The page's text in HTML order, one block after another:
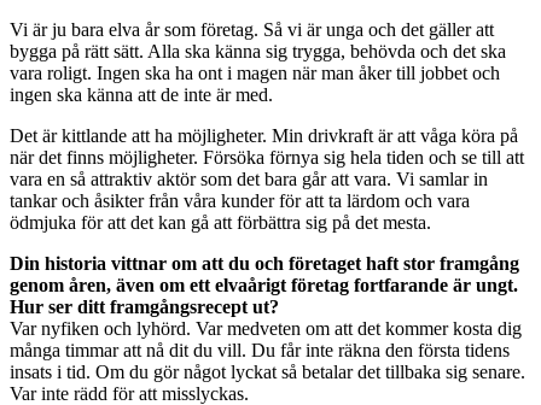
Vi är ju bara elva år som företag. Så vi är unga och det gäller att
bygga på rätt sätt. Alla ska känna sig trygga, behövda och det ska
vara roligt. Ingen ska ha ont i magen när man åker till jobbet och
ingen ska känna att de inte är med.
Det är kittlande att ha möjligheter. Min drivkraft är att våga köra på
när det finns möjligheter. Försöka förnya sig hela tiden och se till att
vara en så attraktiv aktör som det bara går att vara. Vi samlar in
tankar och åsikter från våra kunder för att ta lärdom och vara
ödmjuka för att det kan gå att förbättra sig på det mesta.
Din historia vittnar om att du och företaget haft stor framgång
genom åren, även om ett elvaårigt företag fortfarande är ungt.
Hur ser ditt framgångsrecept ut?
Var nyfiken och lyhörd. Var medveten om att det kommer kosta dig
många timmar att nå dit du vill. Du får inte räkna den första tidens
insats i tid. Om du gör något lyckat så betalar det tillbaka sig senare.
Var inte rädd för att misslyckas.